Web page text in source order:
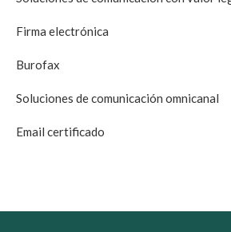
Firma electrónica
Burofax
Soluciones de comunicación omnicanal
Email certificado